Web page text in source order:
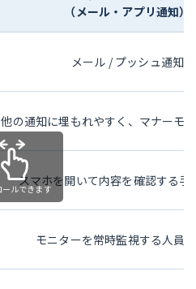
（メール・アプリ通知）
メール / プッシュ通知
他の通知に埋もれやすく、マナーモ
スマホを開いて内容を確認する手
モニターを常時監視する人員